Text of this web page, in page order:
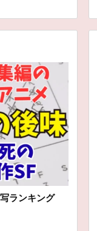
ランキング